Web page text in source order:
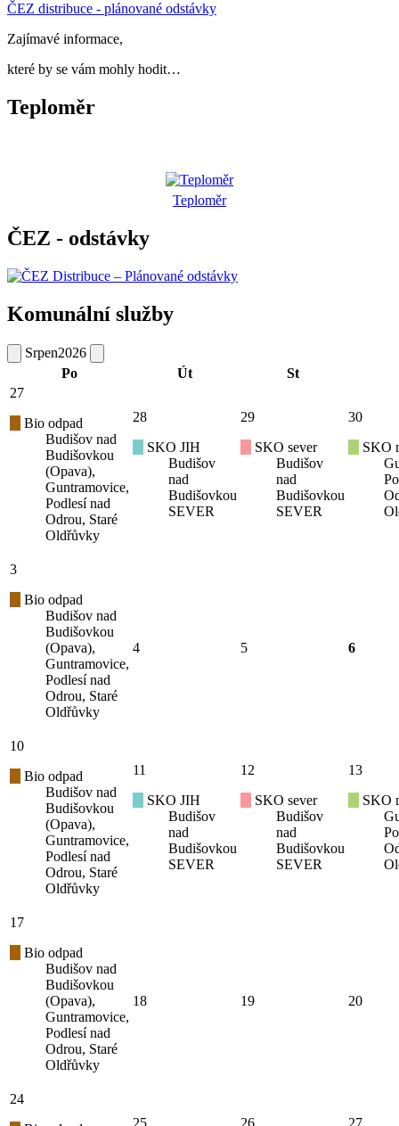
ČEZ distribuce - plánované odstávky
Zajímavé informace,
které by se vám mohly hodit…
Teploměr
Teploměr
ČEZ - odstávky
Komunální služby
Srpen2026
Po
Út
St
27
Bio odpad
Budišov nad
Budišovkou
(Opava),
Guntramovice,
Podlesí nad
Odrou, Staré
Oldřůvky
28
SKO JIH
Budišov
nad
Budišovkou
SEVER
29
SKO sever
Budišov
nad
Budišovkou
SEVER
30
SKO
3
Bio odpad
Budišov nad
Budišovkou
(Opava),
Guntramovice,
Podlesí nad
Odrou, Staré
Oldřůvky
4 5 6
10
Bio odpad
Budišov nad
Budišovkou
(Opava),
Guntramovice,
Podlesí nad
Odrou, Staré
Oldřůvky
11
SKO JIH
Budišov
nad
Budišovkou
SEVER
12
SKO sever
Budišov
nad
Budišovkou
SEVER
13
SKO
17
Bio odpad
Budišov nad
Budišovkou
(Opava),
Guntramovice,
Podlesí nad
Odrou, Staré
Oldřůvky
18 19 20
24
25 26 27